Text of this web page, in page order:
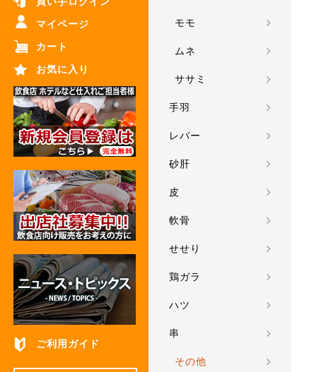
マイページ
カート
お気に入り
ご利用ガイド
モモ
ムネ
ササミ
手羽
レバー
砂肝
皮
軟骨
せせり
鶏ガラ
ハツ
串
その他